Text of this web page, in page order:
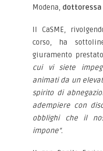
Modena, dottoressa
Il CaSME,
corso, ha
giuramento
cui vi siete
animati da un
spirito di
adempiere con
obblighi che il
impone”.